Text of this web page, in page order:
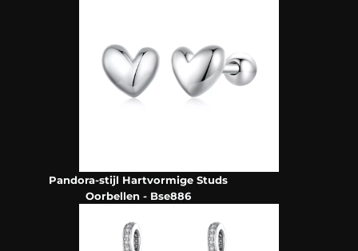
Pandora-stijl Hartvormige Studs
Oorbellen - Bse886